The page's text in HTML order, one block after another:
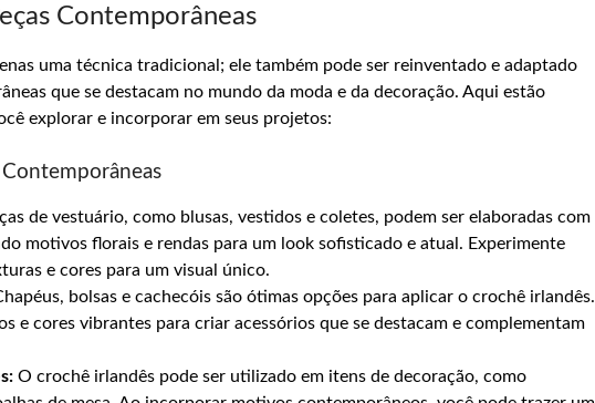
Contemporâneas
uma técnica tradicional; ele também pode ser reinventado e adaptado
que se destacam no mundo da moda e da decoração. Aqui estão
explorar e incorporar em seus projetos:
Contemporâneas
de vestuário, como blusas, vestidos e coletes, podem ser elaboradas com
motivos florais e rendas para um look sofisticado e atual. Experimente
e cores para um visual único.
bolsas e cachecóis são ótimas opções para aplicar o crochê irlandês.
e cores vibrantes para criar acessórios que se destacam e complementam
O crochê irlandês pode ser utilizado em itens de decoração, como